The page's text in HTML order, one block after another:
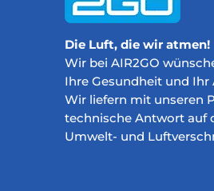
Die Luft, die wir atmen!
Wir bei AIR2GO
Ihre Gesundheit und
Wir liefern mit unseren
technische Antwort auf
Umwelt- und